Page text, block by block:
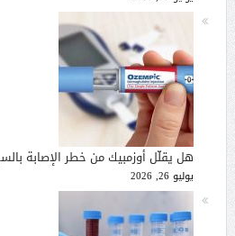
هل يقلّل أوزمبيك من خطر الإصابة
يوليو 26, 2026